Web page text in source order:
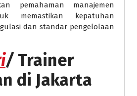
pemahaman manajemen
memastikan kepatuhan
dan standar pengelolaan
/ Trainer
di Jakarta